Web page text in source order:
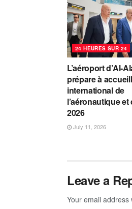
24 HEURES SUR 24
L’aéroport d’Al-
prépare à
international de
l’aéronautique et
2026
July 11, 2026
Leave a
Your email address